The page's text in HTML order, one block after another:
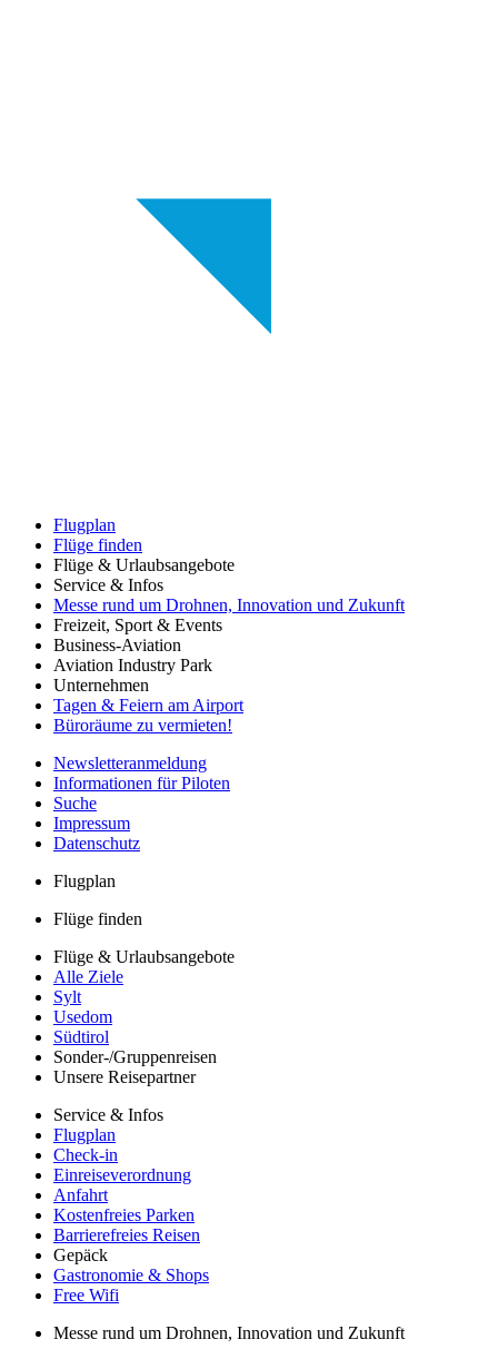
Flugplan
Flüge finden
Flüge & Urlaubsangebote
Service & Infos
Messe rund um Drohnen, Innovation und Zukunft
Freizeit, Sport & Events
Business-Aviation
Aviation Industry Park
Unternehmen
Tagen & Feiern am Airport
Büroräume zu vermieten!
Newsletteranmeldung
Informationen für Piloten
Suche
Impressum
Datenschutz
Flugplan
Flüge finden
Flüge & Urlaubsangebote
Alle Ziele
Sylt
Usedom
Südtirol
Sonder-/Gruppenreisen
Unsere Reisepartner
Service & Infos
Flugplan
Check-in
Einreiseverordnung
Anfahrt
Kostenfreies Parken
Barrierefreies Reisen
Gepäck
Gastronomie & Shops
Free Wifi
Messe rund um Drohnen, Innovation und Zukunft